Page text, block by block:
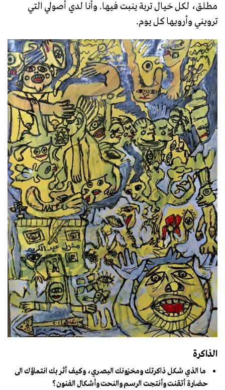
مطلق، لكل خيال تربة ينبت فيها. وأنا لدي أصولي التي
ترويني وأرويها كل يوم.
الذاكرة
ما الذي شكل ذاكرتك ومخزونك البصري، وكيف أثر بك انتماؤك الى
حضارة أتقنت وأنتجت الرسم والنحت وأشكال الفنون؟